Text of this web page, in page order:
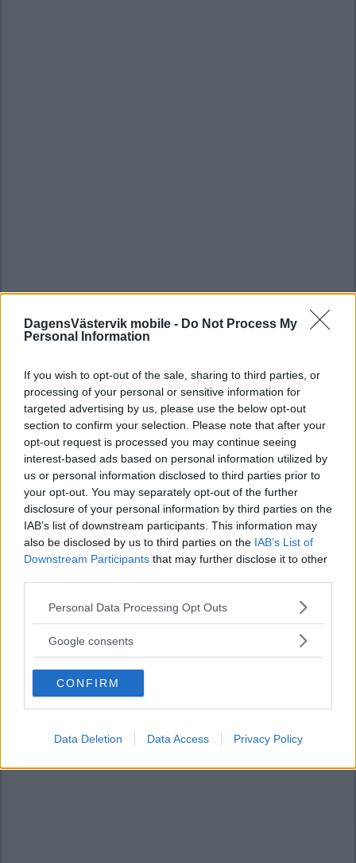
DagensVästervik mobile - Do Not Process My
Personal Information
If you wish to opt-out of the sale, sharing to third parties, or
processing of your personal or sensitive information for
targeted advertising by us, please use the below opt-out
section to confirm your selection. Please note that after your
opt-out request is processed you may continue seeing
interest-based ads based on personal information utilized by
us or personal information disclosed to third parties prior to
your opt-out. You may separately opt-out of the further
disclosure of your personal information by third parties on the
IAB’s list of downstream participants. This information may
also be disclosed by us to third parties on the IAB’s List of
Downstream Participants that may further disclose it to other
Please note that this website/app uses one or more Google
not limited to your visit or usage behaviour. You may click to
use your data for below specified purposes in below Google
consent section.
Personal Data Processing Opt Outs
Google consents
CONFIRM
Data Deletion Data Access Privacy Policy